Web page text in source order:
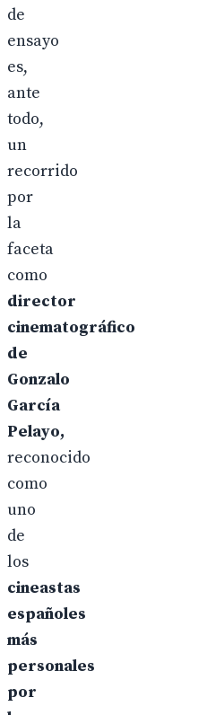
de
ensayo
es,
ante
todo,
un
recorrido
por
la
faceta
como
director
cinematográfico
de
Gonzalo
García
Pelayo,
reconocido
como
uno
de
los
cineastas
españoles
más
personales
por